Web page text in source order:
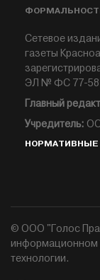
Сетевое
газеты
ЭЛ № ФС 77-
Главный
Учредитель:
© ООО "Голос
информационном
технологии.